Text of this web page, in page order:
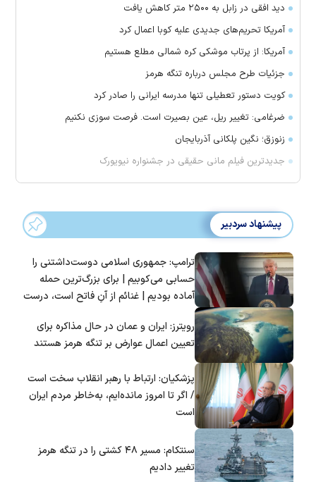
دید افقی در زابل به ۲۵۰۰ متر کاهش یافت
آمریکا تحریم‌های جدیدی علیه کوبا اعمال کرد
آمریکا: از پرتاب موشکی کره شمالی مطلع هستیم
جزئیات طرح مجلس درباره تنگه هرمز
کویت دستور تعطیلی تنها مدرسه ایرانی را صادر کرد
ضرغامی: تغییر ریل، عین بصیرت است. فرصت سوزی نکنیم
زنوزق؛ نگین پلکانی آذربایجان
جدیدترین فیلم مانی حقیقی در جشنواره نیویورک
پیشنهاد سردبیر
ترامپ: جمهوری اسلامی دوست‌داشتنی را
حسابی می‌کوبیم | برای بزرگ‌ترین حمله
آماده بودیم | غنائم از آنِ فاتح است، درست
رویترز: ایران و عمان در حال مذاکره برای
تعیین اعمال عوارض بر تنگه هرمز هستند
پزشکیان: ارتباط با رهبر انقلاب سخت است
/ اگر تا امروز مانده‌ایم، به‌خاطر مردم ایران
است
سنتکام: مسیر ۴۸ کشتی را در تنگه هرمز
تغییر دادیم